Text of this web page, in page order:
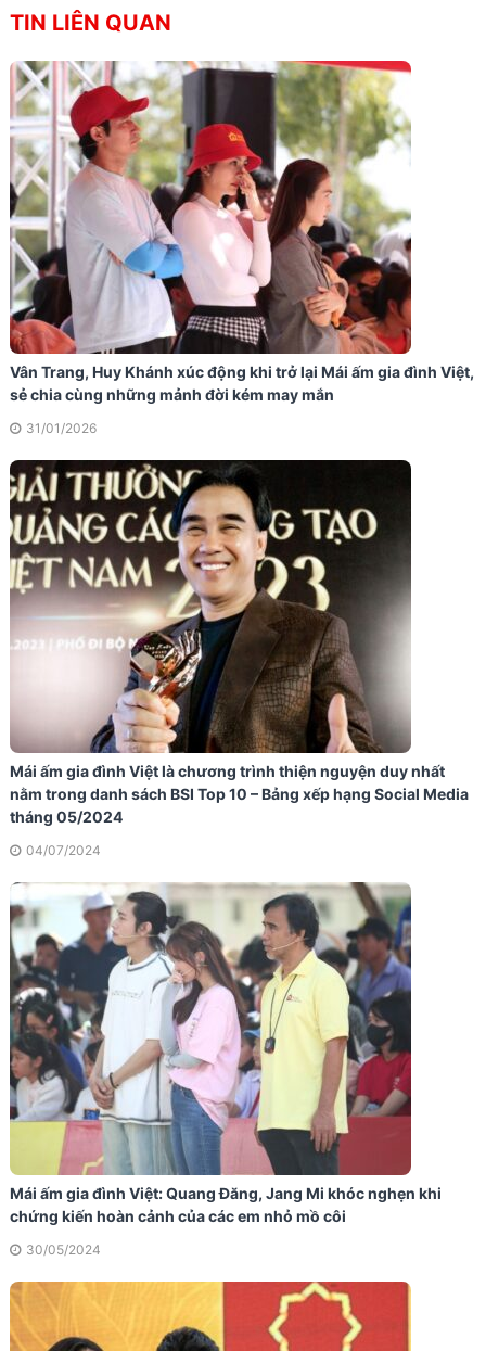
TIN LIÊN QUAN
Vân Trang, Huy Khánh xúc động khi trở lại Mái ấm gia đình Việt,
sẻ chia cùng những mảnh đời kém may mắn
31/01/2026
Mái ấm gia đình Việt là chương trình thiện nguyện duy nhất
nằm trong danh sách BSI Top 10 – Bảng xếp hạng Social Media
tháng 05/2024
04/07/2024
Mái ấm gia đình Việt: Quang Đăng, Jang Mi khóc nghẹn khi
chứng kiến hoàn cảnh của các em nhỏ mồ côi
30/05/2024